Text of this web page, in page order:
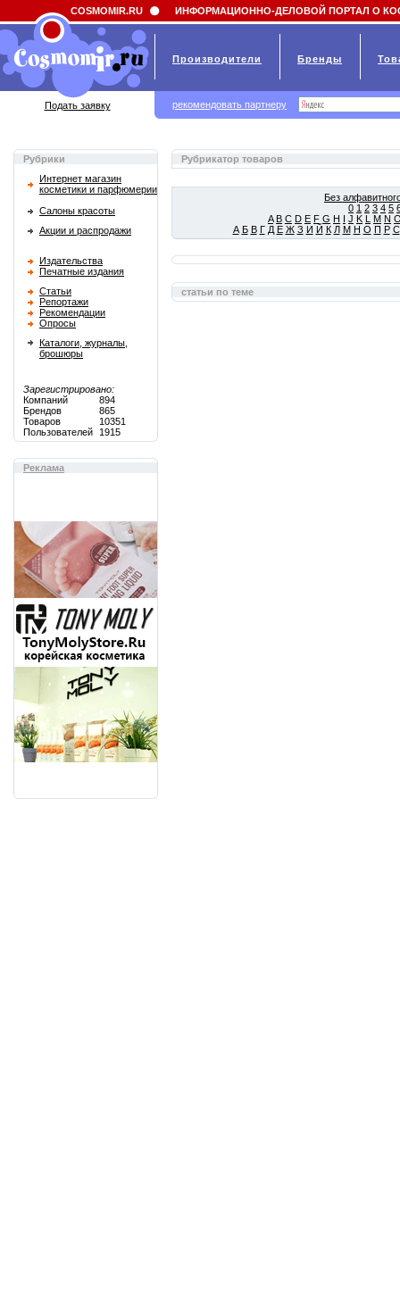
Field 'news_title' doesn't have a default value
Рубрики
Интернет магазин
косметики и парфюмерии
Салоны красоты
Акции и распродажи
Издательства
Печатные издания
Статьи
Репортажи
Рекомендации
Опросы
Каталоги, журналы,
брошюры
Зарегистрировано:
Компаний
894
Брендов
865
Товаров
10351
Пользователей
1915
Реклама
Рубрикатор товаров
Без
0 1 2 3 4 5
A B C D E F G H I J K L M N
А Б В Г Д Е Ж З И Й К Л М Н О П Р С
статьи по теме
COSMOMIR.RU ИНФОРМАЦИОННО-ДЕЛОВОЙ ПОРТАЛ О
Производители Бренды
Подать заявку рекомендовать партнеру